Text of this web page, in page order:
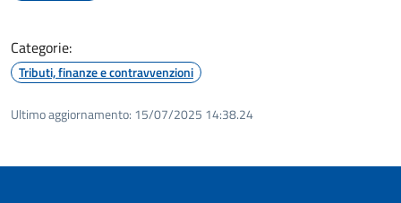
Categorie:
Tributi, finanze e contravvenzioni
Ultimo aggiornamento: 15/07/2025 14:38.24